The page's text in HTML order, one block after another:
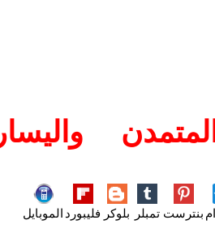
واليسار
بنترست تمبلر بلوكر فليبورد الموبايل